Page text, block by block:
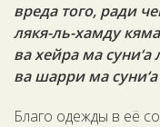
вреда того, ради
лякя-ль-хамду
ва хейра ма
ва шарри ма суни‘а
Благо одежды в её